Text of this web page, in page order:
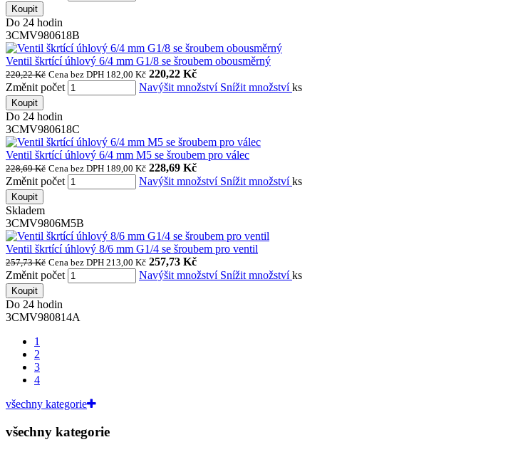
Koupit
Do 24 hodin
3CMV980618B
Ventil škrtící úhlový 6/4 mm G1/8 se šroubem obousměrný
220,22 Kč Cena bez DPH 182,00 Kč 220,22 Kč
Změnit počet
Navýšit množství Snížit množstvíks
Koupit
Do 24 hodin
3CMV980618C
Ventil škrtící úhlový 6/4 mm M5 se šroubem pro válec
228,69 Kč Cena bez DPH 189,00 Kč 228,69 Kč
Změnit počet
Navýšit množství Snížit množstvíks
Koupit
Skladem
3CMV9806M5B
Ventil škrtící úhlový 8/6 mm G1/4 se šroubem pro ventil
257,73 Kč Cena bez DPH 213,00 Kč 257,73 Kč
Změnit počet
Navýšit množství Snížit množstvíks
Koupit
Do 24 hodin
3CMV980814A
1
2
3
4
všechny kategorie
všechny kategorie